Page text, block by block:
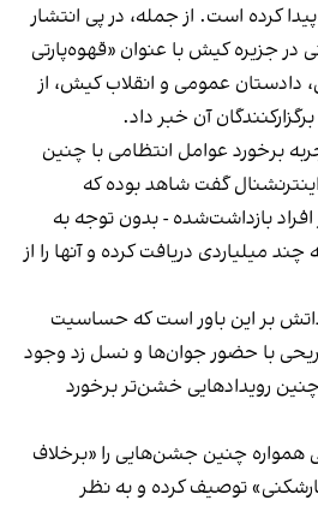
کرده است. از جمله، در پی انتشار
در جزیره کیش با عنوان «قهوه‌پارتی
دادستان عمومی و انقلاب کیش، از
آن خبر داد.
برخورد عوامل انتظامی با چنین
گفت شاهد بوده که
بازداشت‌‌شده - بدون توجه به
میلیاردی دریافت کرده و آنها را از
بر این باور است که حساسیت
با حضور جوان‌ها و نسل زد وجود
چنین رویدادهایی خشن‌تر برخورد
چنین جشن‌هایی را «برخلاف
توصیف کرده و به نظر